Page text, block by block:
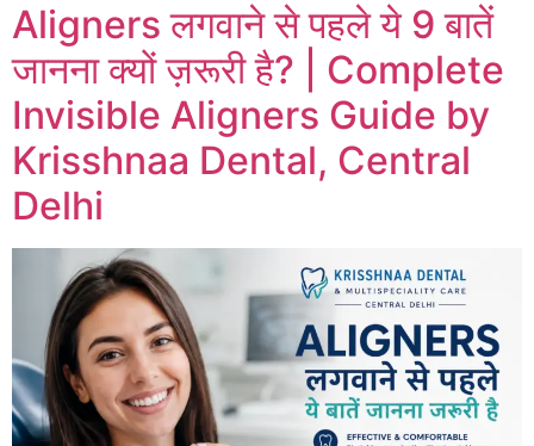
Aligners लगवाने से पहले ये 9 बातें
जानना क्यों ज़रूरी है? | Complete
Invisible Aligners Guide by
Krisshnaa Dental, Central
Delhi